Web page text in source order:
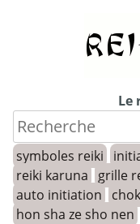
Le
symboles reiki
reiki karuna
grille
auto initiation
hon sha ze sho nen